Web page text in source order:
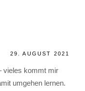
29. AUGUST 2021
vieles kommt mir
umgehen lernen.